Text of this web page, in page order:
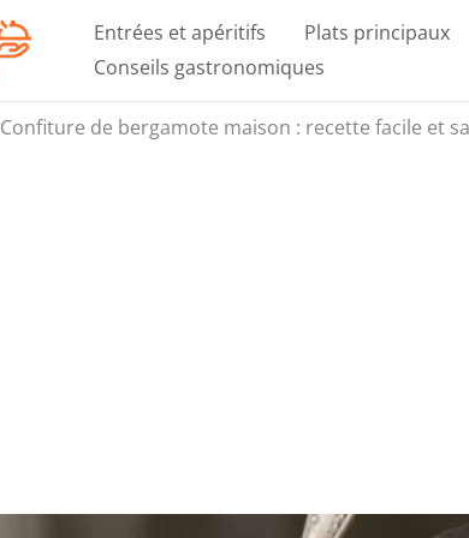
Entrées et apéritifs Plats principaux
Conseils gastronomiques
Confiture de bergamote maison : recette facile et